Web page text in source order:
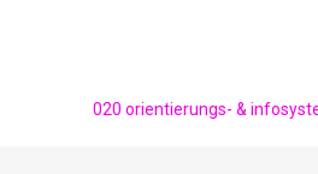
020 orientierungs- &